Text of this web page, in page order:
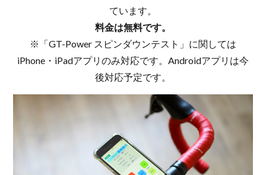
ています。
料金は無料です。
※「GT-Power スピンダウンテスト」に関しては
iPhone・iPadアプリのみ対応です。Androidアプリは今
後対応予定です。